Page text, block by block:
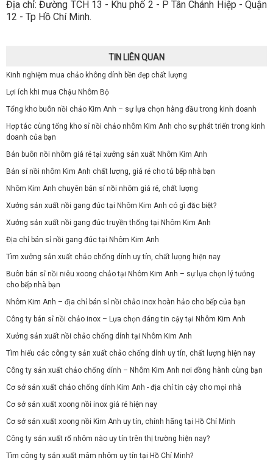
Địa chỉ: Đường TCH 13 - Khu phố 2 - P Tân Chánh Hiệp - Quận
12 - Tp Hồ Chí Minh.
TIN LIÊN QUAN
Kinh nghiệm mua chảo không dính bền đẹp chất lượng
Lợi ích khi mua Chậu Nhôm Bộ
Tổng kho buôn nồi chảo Kim Anh – sự lựa chọn hàng đầu trong kinh doanh
Hợp tác cùng tổng kho sỉ nồi chảo nhôm Kim Anh cho sự phát triển trong kinh
doanh của bạn
Bán buôn nồi nhôm giá rẻ tại xưởng sản xuất Nhôm Kim Anh
Bán sỉ nồi nhôm Kim Anh chất lượng, giá rẻ cho tủ bếp nhà bạn
Nhôm Kim Anh chuyên bán sỉ nồi nhôm giá rẻ, chất lượng
Xưởng sản xuất nồi gang đúc tại Nhôm Kim Anh có gì đặc biệt?
Xưởng sản xuất nồi gang đúc truyền thống tại Nhôm Kim Anh
Địa chỉ bán sỉ nồi gang đúc tại Nhôm Kim Anh
Tìm xưởng sản xuất chảo chống dính uy tín, chất lượng hiện nay
Buôn bán sỉ nồi niêu xoong chảo tại Nhôm Kim Anh – sự lựa chọn lý tưởng
cho bếp nhà bạn
Nhôm Kim Anh – địa chỉ bán sỉ nồi chảo inox hoàn hảo cho bếp của bạn
Công ty bán sỉ nồi chảo inox – Lựa chọn đáng tin cậy tại Nhôm Kim Anh
Xưởng sản xuất nồi chảo chống dính tại Nhôm Kim Anh
Tìm hiểu các công ty sản xuất chảo chống dính uy tín, chất lượng hiện nay
Công ty sản xuất chảo chống dính – Nhôm Kim Anh nơi đồng hành cùng bạn
Cơ sở sản xuất chảo chống dính Kim Anh - địa chỉ tin cậy cho mọi nhà
Cơ sở sản xuất xoong nồi inox giá rẻ hiện nay
Cơ sở sản xuất xoong nồi Kim Anh uy tín, chính hãng tại Hồ Chí Minh
Công ty sản xuất rổ nhôm nào uy tín trên thị trường hiện nay?
Tìm công ty sản xuất mâm nhôm uy tín tại Hồ Chí Minh?